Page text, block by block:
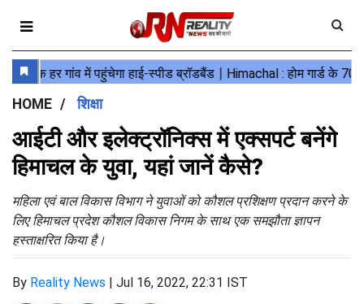
HOME शिक्षा
आईटी और इलेक्ट्रॉनिक्स में एक्सपर्ट बनेंगे
हिमाचल के युवा, यहां जानें कैसे?
महिला एवं बाल विकास विभाग ने युवाओं को कौशल प्रशिक्षण प्रदान करने के
लिए हिमाचल प्रदेश कौशल विकास निगम के साथ एक समझौता ज्ञापन
हस्ताक्षरित किया है।
By Reality News | Jul 16, 2022, 22:31 IST